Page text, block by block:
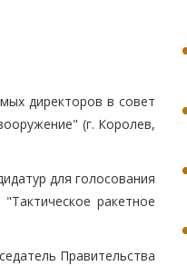
директоров в совет
(г. Королев,
для голосования
ракетное
Правительства